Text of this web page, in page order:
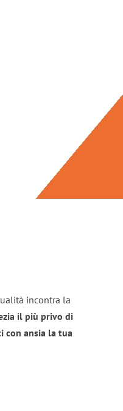
incontra la
il più privo di
con ansia la tua